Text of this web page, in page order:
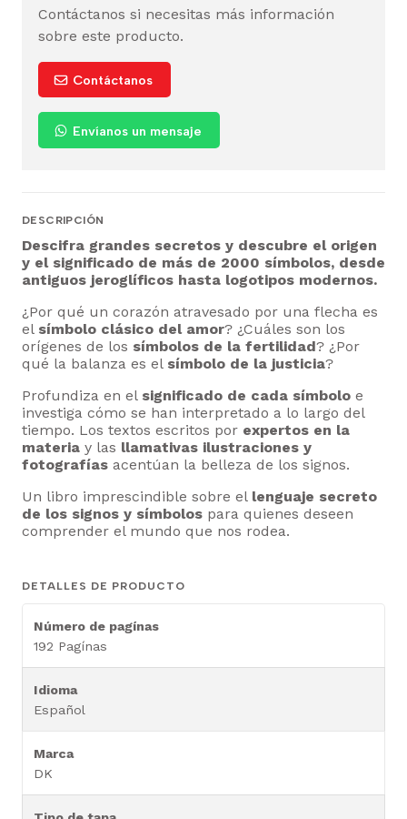
Contáctanos si necesitas más información
sobre este producto.
Contáctanos
Envíanos un mensaje
DESCRIPCIÓN
Descifra grandes secretos y descubre el origen
y el significado de más de 2000 símbolos, desde
antiguos jeroglíficos hasta logotipos modernos.
¿Por qué un corazón atravesado por una flecha es
el símbolo clásico del amor? ¿Cuáles son los
orígenes de los símbolos de la fertilidad? ¿Por
qué la balanza es el símbolo de la justicia?
Profundiza en el significado de cada símbolo e
investiga cómo se han interpretado a lo largo del
tiempo. Los textos escritos por expertos en la
materia y las llamativas ilustraciones y
fotografías acentúan la belleza de los signos.
Un libro imprescindible sobre el lenguaje secreto
de los signos y símbolos para quienes deseen
comprender el mundo que nos rodea.
DETALLES DE PRODUCTO
Número de pagínas
192 Pagínas
Idioma
Español
Marca
DK